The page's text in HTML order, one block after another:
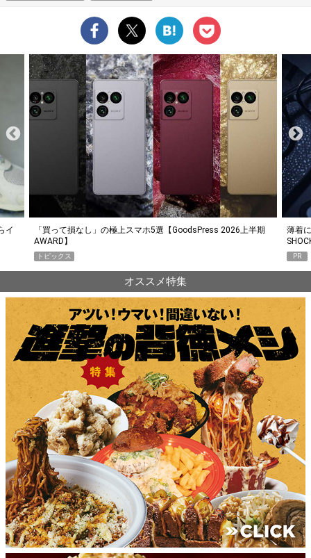
イ
「買って損なし」の極上スマホ5選【GoodsPress 2026上半期
AWARD】
トピックス
薄着
PR
オススメ特集